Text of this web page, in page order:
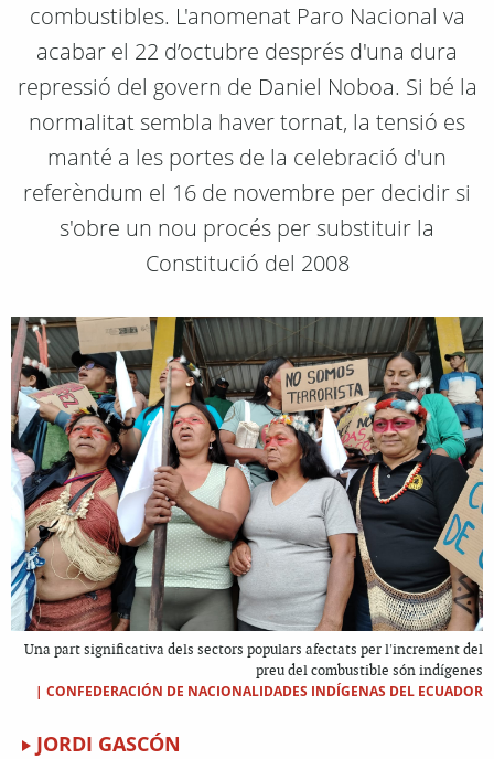
combustibles. L'anomenat Paro Nacional va
acabar el 22 d’octubre després d'una dura
repressió del govern de Daniel Noboa. Si bé la
normalitat sembla haver tornat, la tensió es
manté a les portes de la celebració d'un
referèndum el 16 de novembre per decidir si
s'obre un nou procés per substituir la
Constitució del 2008
Una part significativa dels sectors populars afectats per l'increment del
preu del combustible són indígenes
| CONFEDERACIÓN DE NACIONALIDADES INDÍGENAS DEL ECUADOR
JORDI GASCÓN